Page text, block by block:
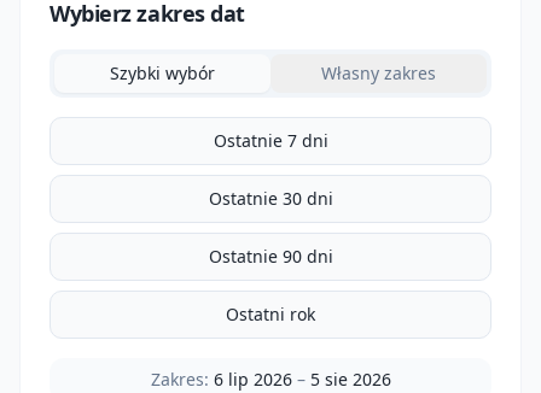
Wybierz zakres dat
Szybki wybór Własny zakres
Ostatnie 7 dni
Ostatnie 30 dni
Ostatnie 90 dni
Ostatni rok
Zakres: 6 lip 2026– 5 sie 2026